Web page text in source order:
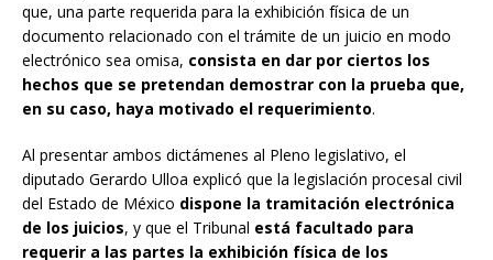
que, una parte requerida para la exhibición física de un
documento relacionado con el trámite de un juicio en modo
electrónico sea omisa, consista en dar por ciertos los
hechos que se pretendan demostrar con la prueba que,
en su caso, haya motivado el requerimiento.
Al presentar ambos dictámenes al Pleno legislativo, el
diputado Gerardo Ulloa explicó que la legislación procesal civil
del Estado de México dispone la tramitación electrónica
de los juicios, y que el Tribunal está facultado para
requerir a las partes la exhibición física de los